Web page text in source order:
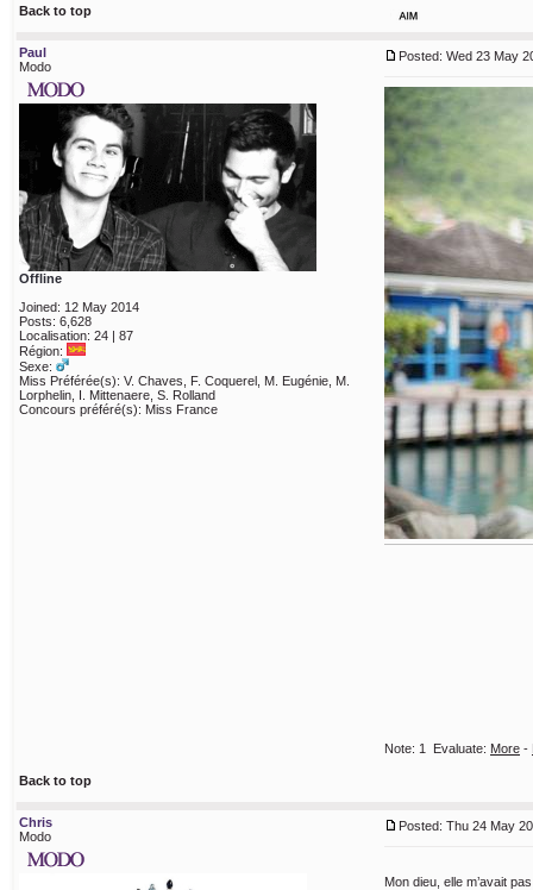
Back to top
Paul
Modo
Offline
Joined: 12 May 2014
Posts: 6,628
Localisation: 24 | 87
Région:
Sexe:
Miss Préférée(s): V. Chaves, F. Coquerel, M. Eugénie, M.
Lorphelin, I. Mittenaere, S. Rolland
Concours préféré(s): Miss France
Posted: Wed 23 May
Note: 1 Evaluate: More -
Back to top
Chris
Modo
Posted: Thu 24 May
Mon dieu, elle m’avait